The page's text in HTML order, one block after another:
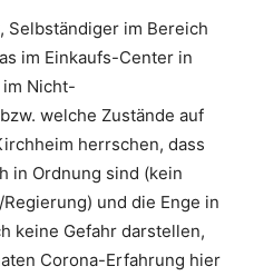
Selbständiger im Bereich
im Einkaufs-Center in
Nicht-
welche Zustände auf
herrschen, dass
in Ordnung sind (kein
und die Enge in
keine Gefahr darstellen,
Corona-Erfahrung hier